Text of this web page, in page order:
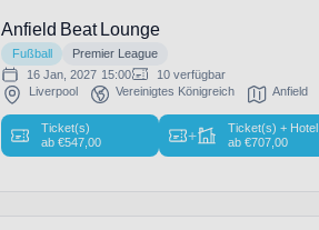
Anfield Beat Lounge
Fußball
Premier League
16 Jan, 2027 15:00
10 verfügbar
Liverpool
Vereinigtes Königreich Anfield
Ticket(s)
ab€547,00 +
Ticket(s) + Hotel
ab€707,00